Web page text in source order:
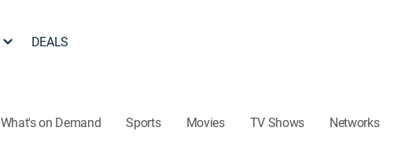
DEALS
What's on Demand Sports Movies TV Shows Networks